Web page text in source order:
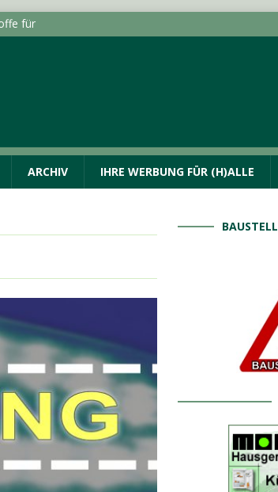
für
trifft die
nach
2026 im September auf
ARCHIV IHRE WERBUNG FÜR (H)ALLE